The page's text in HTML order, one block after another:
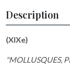
Description
(XIXe)
"MOLLUSQUES,